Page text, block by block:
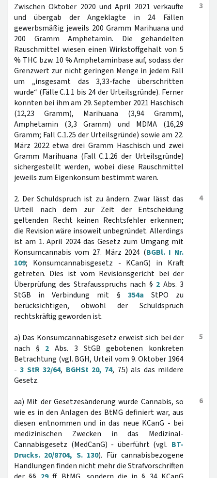
3
Zwischen Oktober 2020 und April 2021 verkaufte
und übergab der Angeklagte in 24 Fällen
gewerbsmäßig jeweils 200 Gramm Marihuana und
200 Gramm Amphetamin. Die gehandelten
Rauschmittel wiesen einen Wirkstoffgehalt von 5
% THC bzw. 10 % Amphetaminbase auf, sodass der
Grenzwert zur nicht geringen Menge in jedem Fall
um „insgesamt das 3,33-fache überschritten
wurde“ (Fälle C.1.1 bis 24 der Urteilsgründe). Ferner
konnten bei ihm am 29. September 2021 Haschisch
(12,23 Gramm), Marihuana (3,94 Gramm),
Amphetamin (3,3 Gramm) und MDMA (16,29
Gramm; Fall C.1.25 der Urteilsgründe) sowie am 22.
März 2022 etwa drei Gramm Haschisch und zwei
Gramm Marihuana (Fall C.1.26 der Urteilsgründe)
sichergestellt werden, wobei diese Rauschmittel
jeweils zum Eigenkonsum bestimmt waren.
4
2. Der Schuldspruch ist zu ändern. Zwar lässt das
Urteil nach dem zur Zeit der Entscheidung
geltenden Recht keinen Rechtsfehler erkennen;
die Revision wäre insoweit unbegründet. Allerdings
ist am 1. April 2024 das Gesetz zum Umgang mit
Konsumcannabis vom 27. März 2024 (BGBl. I Nr.
109; Konsumcannabisgesetz - KCanG) in Kraft
getreten. Dies ist vom Revisionsgericht bei der
Überprüfung des Strafausspruchs nach § 2 Abs. 3
StGB in Verbindung mit § 354a StPO zu
berücksichtigen, obwohl der Schuldspruch
rechtskräftig geworden ist.
5
a) Das Konsumcannabisgesetz erweist sich bei der
nach § 2 Abs. 3 StGB gebotenen konkreten
Betrachtung (vgl. BGH, Urteil vom 9. Oktober 1964
-3 StR 32/64, BGHSt 20, 74, 75) als das mildere
Gesetz.
6
aa) Mit der Gesetzesänderung wurde Cannabis, so
wie es in den Anlagen des BtMG definiert war, aus
diesen entnommen und in das neue KCanG - bei
medizinischen Zwecken in das Medizinal-
Cannabisgesetz (MedCanG) - überführt (vgl. BT-
Drucks. 20/8704, S. 130). Für cannabisbezogene
Handlungen finden nicht mehr die Strafvorschriften